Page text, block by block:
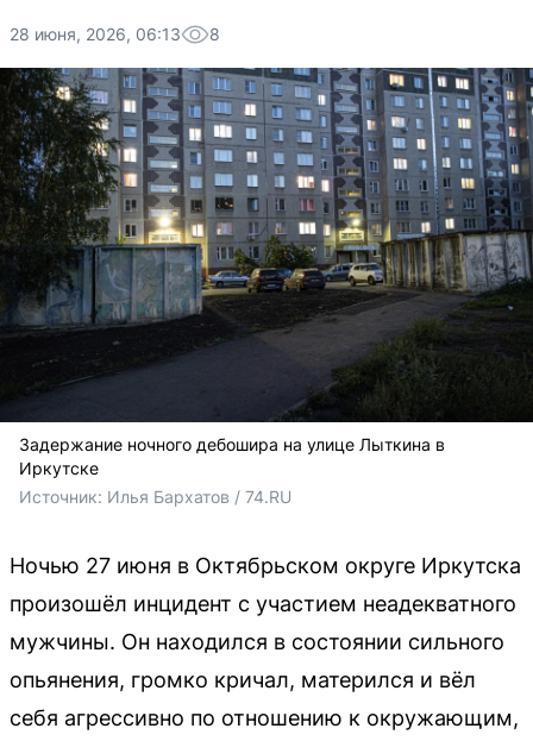
28 июня, 2026, 06:13 8
Задержание ночного дебошира на улице Лыткина в
Иркутске
Источник: Илья Бархатов / 74.RU
Ночью 27 июня в Октябрьском округе Иркутска
произошёл инцидент с участием неадекватного
мужчины. Он находился в состоянии сильного
опьянения, громко кричал, матерился и вёл
себя агрессивно по отношению к окружающим,